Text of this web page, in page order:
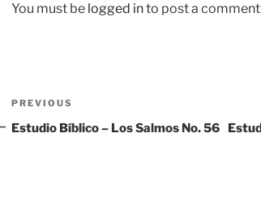
You must be logged into post a
Post
navigation
Previous
Post
PREVIOUS
Estudio Bíblico – Los Salmos No. 56